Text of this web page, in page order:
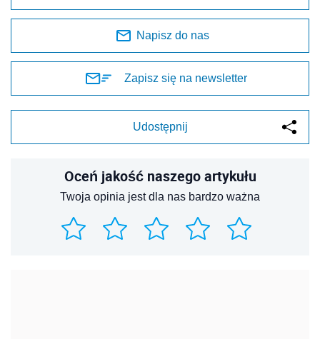
Napisz do nas
Zapisz się na newsletter
Udostępnij
Oceń jakość naszego artykułu
Twoja opinia jest dla nas bardzo ważna